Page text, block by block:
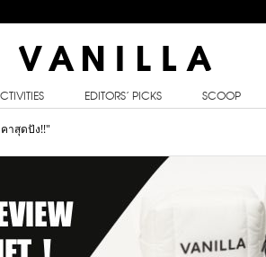
EDITORS’ PICKS SCOOP
าสุดปัง!!"